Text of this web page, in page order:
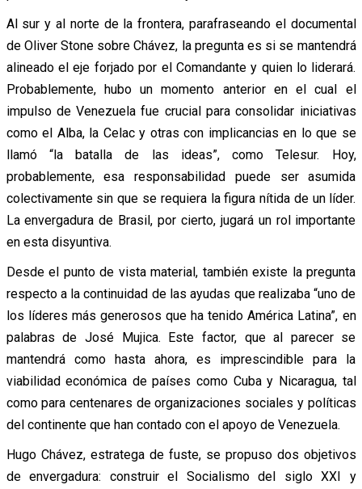
Al sur y al norte de la frontera, parafraseando el documental
de Oliver Stone sobre Chávez, la pregunta es si se mantendrá
alineado el eje forjado por el Comandante y quien lo liderará.
Probablemente, hubo un momento anterior en el cual el
impulso de Venezuela fue crucial para consolidar iniciativas
como el Alba, la Celac y otras con implicancias en lo que se
llamó “la batalla de las ideas”, como Telesur. Hoy,
probablemente, esa responsabilidad puede ser asumida
colectivamente sin que se requiera la figura nítida de un líder.
La envergadura de Brasil, por cierto, jugará un rol importante
en esta disyuntiva.
Desde el punto de vista material, también existe la pregunta
respecto a la continuidad de las ayudas que realizaba “uno de
los líderes más generosos que ha tenido América Latina”, en
palabras de José Mujica. Este factor, que al parecer se
mantendrá como hasta ahora, es imprescindible para la
viabilidad económica de países como Cuba y Nicaragua, tal
como para centenares de organizaciones sociales y políticas
del continente que han contado con el apoyo de Venezuela.
Hugo Chávez, estratega de fuste, se propuso dos objetivos
de envergadura: construir el Socialismo del siglo XXI y